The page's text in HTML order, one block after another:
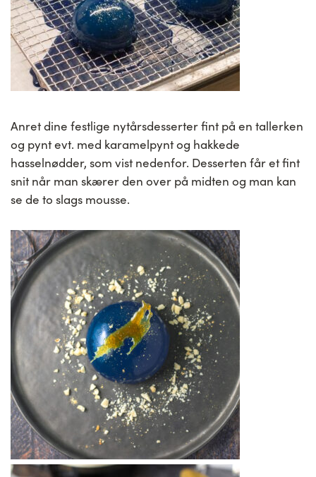
Anret dine festlige nytårsdesserter fint på en tallerken
og pynt evt. med karamelpynt og hakkede
hasselnødder, som vist nedenfor. Desserten får et fint
snit når man skærer den over på midten og man kan
se de to slags mousse.